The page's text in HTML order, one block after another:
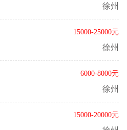
徐州
15000-25000元
徐州
6000-8000元
徐州
15000-20000元